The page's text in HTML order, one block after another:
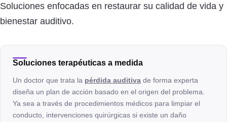
Soluciones enfocadas en restaurar su calidad de vida y
bienestar auditivo.
Soluciones terapéuticas a medida
Un doctor que trata la pérdida auditiva de forma experta
diseña un plan de acción basado en el origen del problema.
Ya sea a través de procedimientos médicos para limpiar el
conducto, intervenciones quirúrgicas si existe un daño